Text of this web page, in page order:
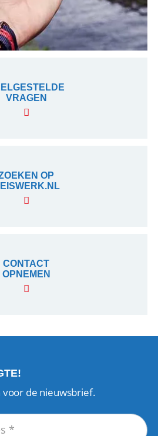
VRAGEN
OP
CONTACT
OPNEMEN
voor de nieuwsbrief.